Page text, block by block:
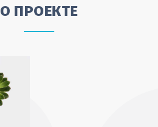
О ПРОЕКТЕ